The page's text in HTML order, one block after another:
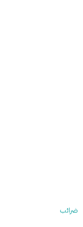
ضرائب